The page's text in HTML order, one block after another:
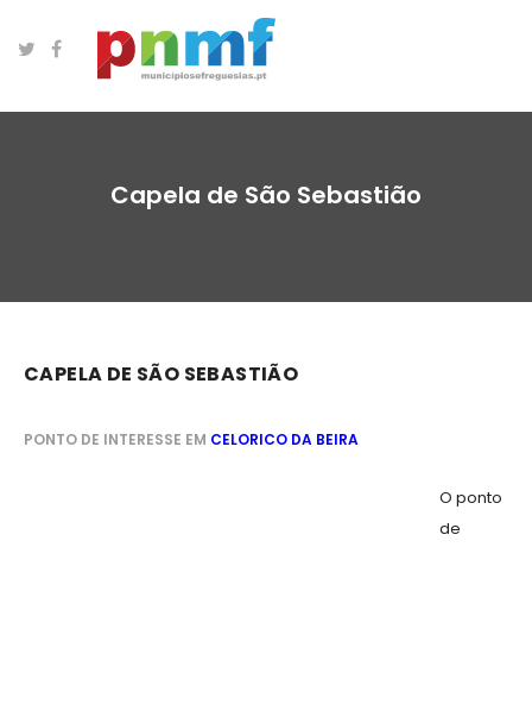
Capela de São Sebastião
CAPELA DE SÃO SEBASTIÃO
PONTO DE INTERESSE EM CELORICO DA BEIRA
O ponto
de